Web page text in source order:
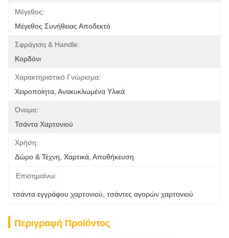
Μέγεθος:
Μέγεθος Συνήθειας Αποδεκτό
Σφράγιση & Handle:
Κορδόνι
Χαρακτηριστικό Γνώρισμα:
Χειροποίητα, Ανακυκλωμένα Υλικά
Όνομα:
Τσάντα Χαρτονιού
Χρήση:
Δώρο & Τέχνη, Χαρτικά, Αποθήκευση
Επισημαίνω:
τσάντα εγγράφου χαρτονιού τσάντες αγορών χαρτονιού
Περιγραφή Προϊόντος